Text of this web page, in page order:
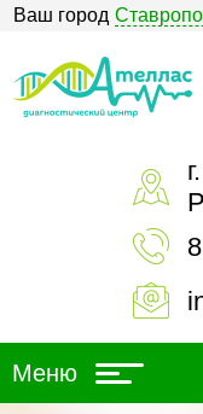
Ваш город
Меню